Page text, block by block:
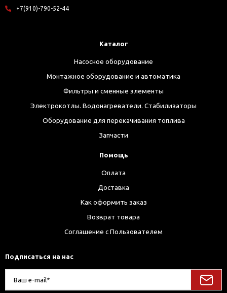
+7(910)-790-52-44
Каталог
Насосное оборудование
Монтажное оборудование и автоматика
Фильтры и сменные элементы
Электрокотлы. Водонагреватели. Стабилизаторы
Оборудование для перекачивания топлива
Запчасти
Помощь
Оплата
Доставка
Как оформить заказ
Возврат товара
Соглашение с Пользователем
Подписаться на нас